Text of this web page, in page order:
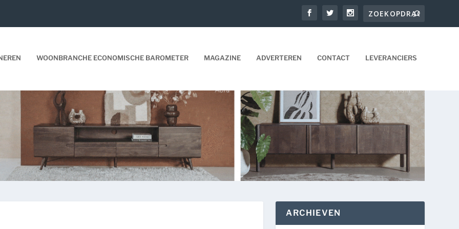
WOONBRANCHE ECONOMISCHE BAROMETER MAGAZINE ADVERTEREN CONTACT LEVERANCIERS
ARCHIEVEN